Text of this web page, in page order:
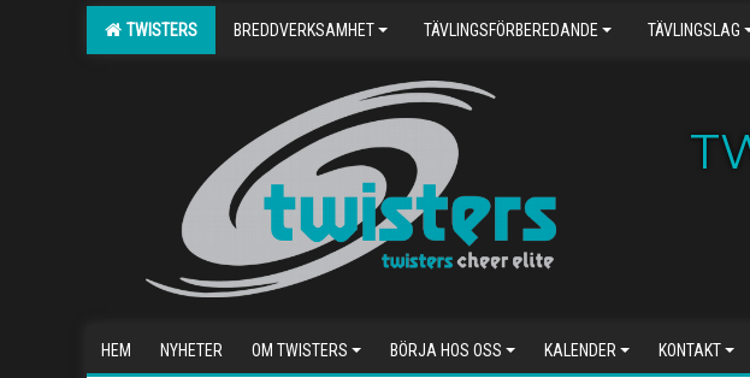
TWISTERS BREDDVERKSAMHET TÄVLINGSFÖRBEREDANDE TÄVLINGSLAG
HEM NYHETER OM TWISTERS BÖRJA HOS OSS KALENDER KONTAKT